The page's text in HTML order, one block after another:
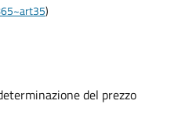
)
del prezzo